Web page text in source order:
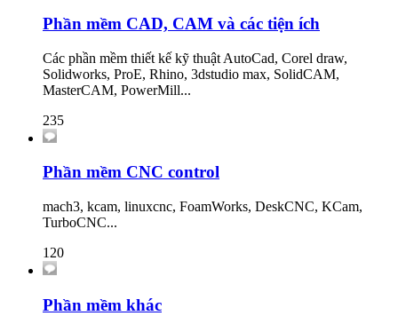
Phần mềm CAD, CAM và các tiện ích
Các phần mềm thiết kế kỹ thuật AutoCad, Corel draw,
Solidworks, ProE, Rhino, 3dstudio max, SolidCAM,
MasterCAM, PowerMill...
235
Phần mềm CNC control
mach3, kcam, linuxcnc, FoamWorks, DeskCNC, KCam,
TurboCNC...
120
Phần mềm khác